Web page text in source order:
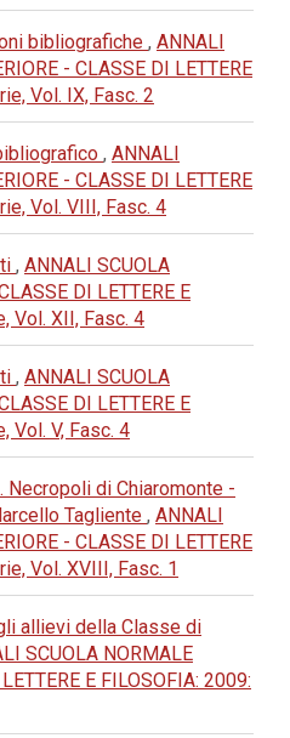
bibliografiche , ANNALI
- CLASSE DI LETTERE
Vol. IX, Fasc. 2
, ANNALI
- CLASSE DI LETTERE
Vol. VIII, Fasc. 4
, ANNALI SCUOLA
DI LETTERE E
Vol. XII, Fasc. 4
, ANNALI SCUOLA
DI LETTERE E
Vol. V, Fasc. 4
Necropoli di Chiaromonte -
Tagliente , ANNALI
- CLASSE DI LETTERE
Vol. XVIII, Fasc. 1
allievi della Classe di
SCUOLA NORMALE
E FILOSOFIA: 2009: